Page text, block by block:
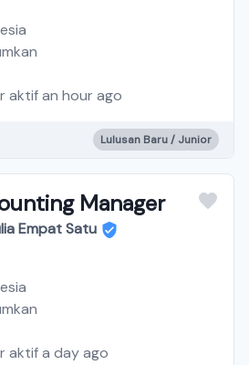
aktif an hour ago
Lulusan Baru / Junior
Manager
Empat Satu
aktif a day ago